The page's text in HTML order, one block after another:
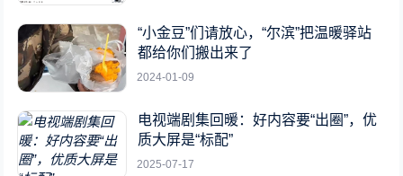
“小金豆”们请放心，“尔滨”把温暖驿站
都给你们搬出来了
2024-01-09
电视端剧集回暖：好内容要“出圈”，优
质大屏是“标配”
2025-07-17